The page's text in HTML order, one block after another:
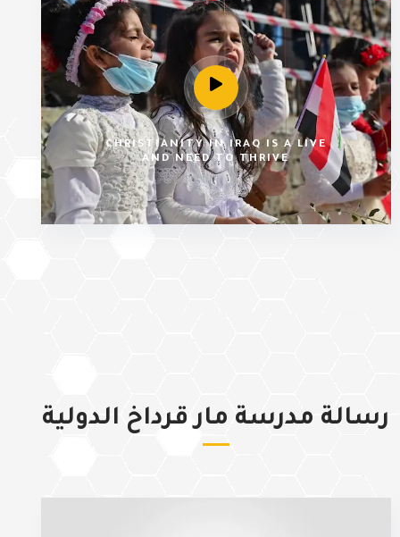
CHRISTIANITY IN IRAQ IS A LIVE
AND NEED TO THRIVE
رسالة مدرسة مار قرداخ الدولية